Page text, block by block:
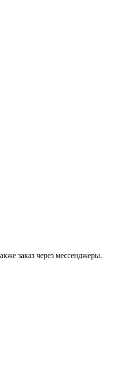
заказ через мессенджеры.